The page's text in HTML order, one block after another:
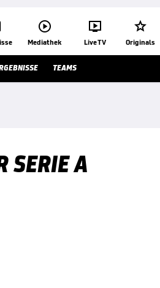

Mediathek

Live TV

Originals
TEAMS
SERIE A